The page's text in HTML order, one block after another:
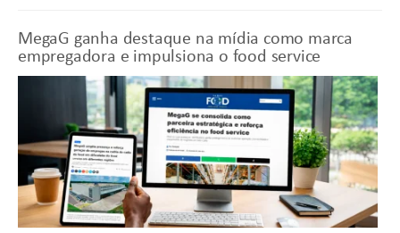
MegaG ganha destaque na mídia como marca
empregadora e impulsiona o food service